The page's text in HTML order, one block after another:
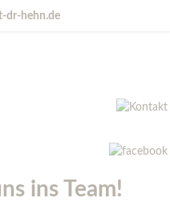
ins Team!